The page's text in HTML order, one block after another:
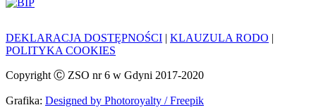
DEKLARACJA DOSTĘPNOŚCI | KLAUZULA RODO |
POLITYKA COOKIES
Copyright Ⓒ ZSO nr 6 w Gdyni 2017-2020
Grafika: Designed by Photoroyalty / Freepik